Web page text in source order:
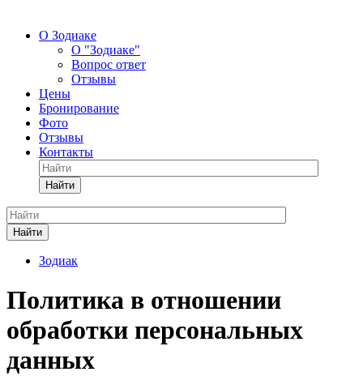
О Зодиаке
О "Зодиаке"
Вопрос ответ
Отзывы
Цены
Бронирование
Фото
Отзывы
Контакты
Найти
Найти
Зодиак
Политика в отношении
обработки персональных
данных